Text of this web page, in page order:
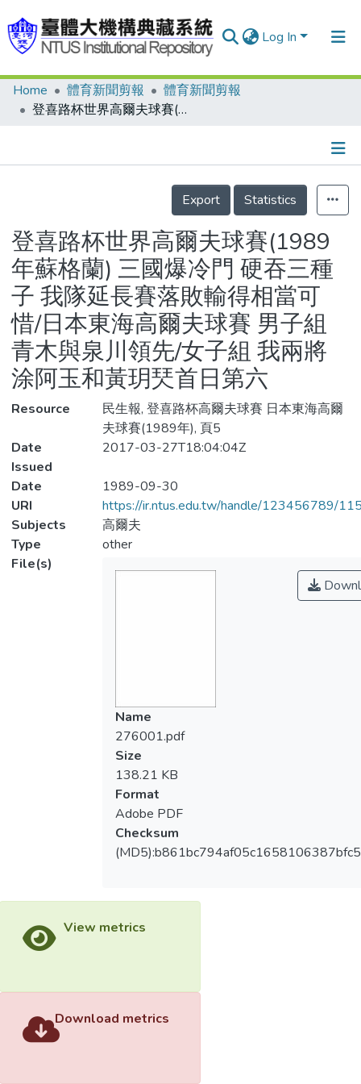
Log In
Communities & Collections
Statistics
Home 體育新聞剪報
體育新聞剪報
登喜路杯世界高爾夫球賽(1989年蘇格蘭) 三國爆冷門 硬吞三種子 我隊延長賽落敗輸得相當可惜/日本東海高爾夫球賽 男子組 青木與泉川領先/女子組 我兩將涂阿玉和黃玥珡首日第六
Details
Export
Statistics
登喜路杯世界高爾夫球賽(1989
年蘇格蘭) 三國爆冷門 硬吞三種
子 我隊延長賽落敗輸得相當可
惜/日本東海高爾夫球賽 男子組
青木與泉川領先/女子組 我兩將
涂阿玉和黃玥珡首日第六
Resource
民生報, 登喜路杯高爾夫球賽 日本東海高爾
夫球賽(1989年), 頁5
Date
Issued
2017-03-27T18:04:04Z
Date
1989-09-30
URI
https://ir.ntus.edu.tw/handle/123456789/
Subjects
高爾夫
Type
other
File(s)
Name
276001.pdf
Size
138.21 KB
Format
Adobe PDF
Checksum
View metrics
Download metrics